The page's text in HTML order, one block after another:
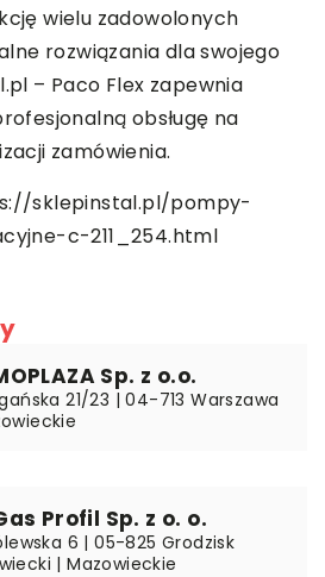
wielu zadowolonych
rozwiązania dla swojego
– Paco Flex zapewnia
obsługę na
zamówienia.
sklepinstal.pl/pompy-
c-211_254.html
Sp. z o.o.
21/23 | 04-713 Warszawa
Profil Sp. z o. o.
6 | 05-825 Grodzisk
| Mazowieckie